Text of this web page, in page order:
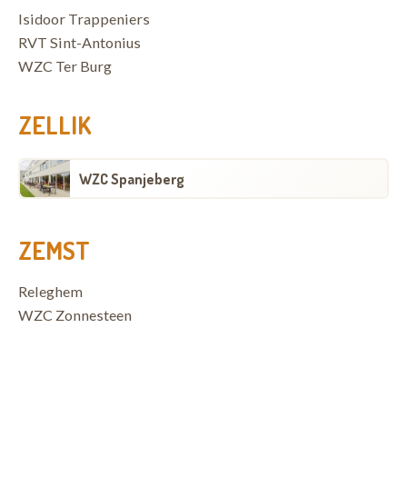
Isidoor Trappeniers
RVT Sint-Antonius
WZC Ter Burg
ZELLIK
WZC Spanjeberg
ZEMST
Releghem
WZC Zonnesteen